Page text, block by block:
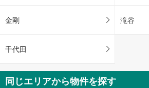
金剛 滝谷
千代田
同じエリアから物件を探す